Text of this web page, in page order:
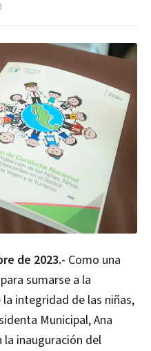
de 2023.- Como una
sumarse a la
integridad de las niñas,
Municipal, Ana
inauguración del